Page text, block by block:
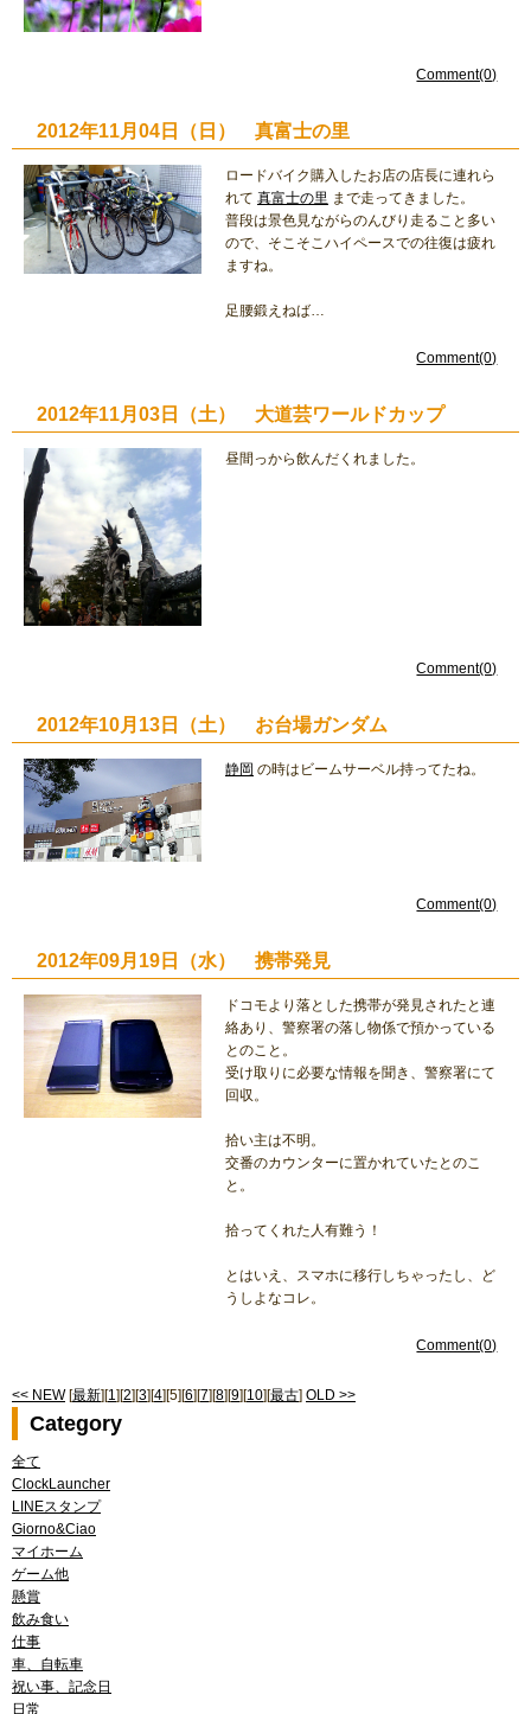
Comment(0)
2012年11月04日（日） 真富士の里
ロードバイク購入したお店の店長に連れら
れて 真富士の里 まで走ってきました。
普段は景色見ながらのんびり走ること多い
ので、そこそこハイペースでの往復は疲れ
ますね。
足腰鍛えねば…
Comment(0)
2012年11月03日（土） 大道芸ワールドカップ
昼間っから飲んだくれました。
Comment(0)
2012年10月13日（土） お台場ガンダム
静岡 の時はビームサーベル持ってたね。
Comment(0)
2012年09月19日（水） 携帯発見
ドコモより落とした携帯が発見されたと連
絡あり、警察署の落し物係で預かっている
とのこと。
受け取りに必要な情報を聞き、警察署にて
回収。
拾い主は不明。
交番のカウンターに置かれていたとのこ
と。
拾ってくれた人有難う！
とはいえ、スマホに移行しちゃったし、ど
うしよなコレ。
Comment(0)
<< NEW[最新][1][2][3][4][5][6][7][8][9][10][最古] OLD >>
Category
全て
ClockLauncher
LINEスタンプ
Giorno&Ciao
マイホーム
ゲーム他
懸賞
飲み食い
仕事
車、自転車
祝い事、記念日
日常